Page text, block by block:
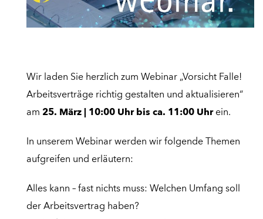
Wir laden Sie herzlich zum Webinar „Vorsicht Falle!
Arbeitsverträge richtig gestalten und aktualisieren“
am 25. März | 10:00 Uhr bis ca. 11:00 Uhrein.
In unserem Webinar werden wir folgende Themen
aufgreifen und erläutern:
Alles kann – fast nichts muss: Welchen Umfang soll
der Arbeitsvertrag haben?